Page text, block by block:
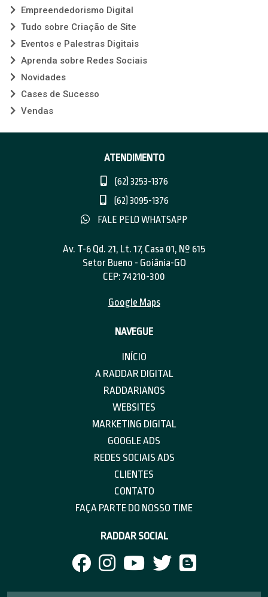
Empreendedorismo Digital
Tudo sobre Criação de Site
Eventos e Palestras Digitais
Aprenda sobre Redes Sociais
Novidades
Cases de Sucesso
Vendas
ATENDIMENTO
(62) 3253-1376
(62) 3095-1376
FALE PELO WHATSAPP
Av. T-6 Qd. 21, Lt. 17, Casa 01, Nº 615
Setor Bueno - Goiânia-GO
CEP: 74210-300
Google Maps
NAVEGUE
INÍCIO
A RADDAR DIGITAL
RADDARIANOS
WEBSITES
MARKETING DIGITAL
GOOGLE ADS
REDES SOCIAIS ADS
CLIENTES
CONTATO
FAÇA PARTE DO NOSSO TIME
RADDAR SOCIAL